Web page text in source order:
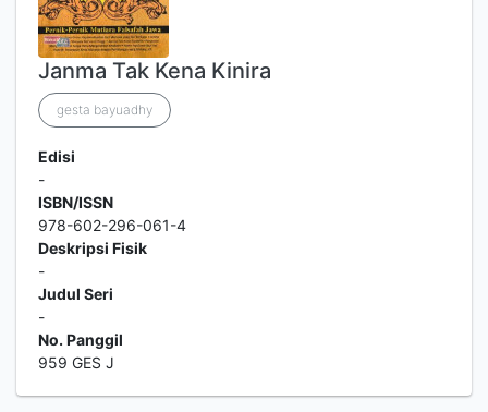
Janma Tak Kena Kinira
gesta bayuadhy
Edisi
-
ISBN/ISSN
978-602-296-061-4
Deskripsi Fisik
-
Judul Seri
-
No. Panggil
959 GES J